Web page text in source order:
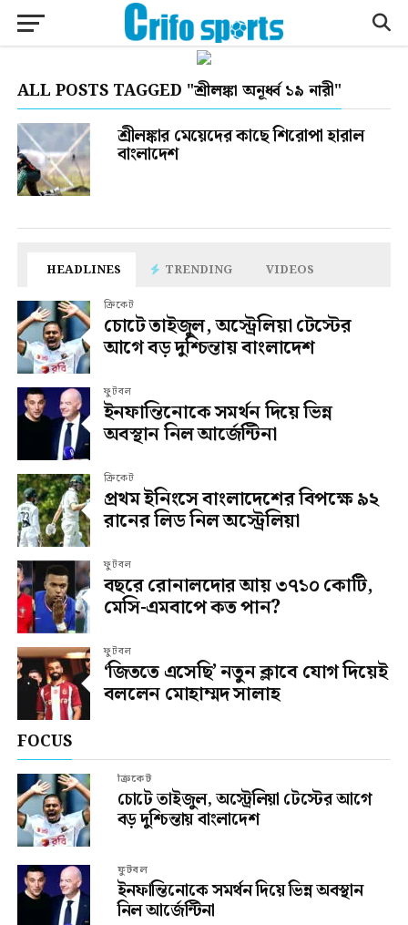
ALL POSTS TAGGED "শ্রীলঙ্কা অনূর্ধ্ব ১৯ নারী"
শ্রীলঙ্কার মেয়েদের কাছে শিরোপা হারাল
বাংলাদেশ
HEADLINES TRENDING VIDEOS
ক্রিকেট
চোটে তাইজুল, অস্ট্রেলিয়া টেস্টের
আগে বড় দুশ্চিন্তায় বাংলাদেশ
ফুটবল
ইনফান্তিনোকে সমর্থন দিয়ে ভিন্ন
অবস্থান নিল আর্জেন্টিনা
ক্রিকেট
প্রথম ইনিংসে বাংলাদেশের বিপক্ষে ৯২
রানের লিড নিল অস্ট্রেলিয়া
ফুটবল
বছরে রোনালদোর আয় ৩৭১০ কোটি,
মেসি-এমবাপে কত পান?
ফুটবল
‘জিততে এসেছি’ নতুন ক্লাবে যোগ দিয়েই
বললেন মোহাম্মদ সালাহ
FOCUS
ক্রিকেট
চোটে তাইজুল, অস্ট্রেলিয়া টেস্টের আগে
বড় দুশ্চিন্তায় বাংলাদেশ
ফুটবল
ইনফান্তিনোকে সমর্থন দিয়ে ভিন্ন অবস্থান
নিল আর্জেন্টিনা